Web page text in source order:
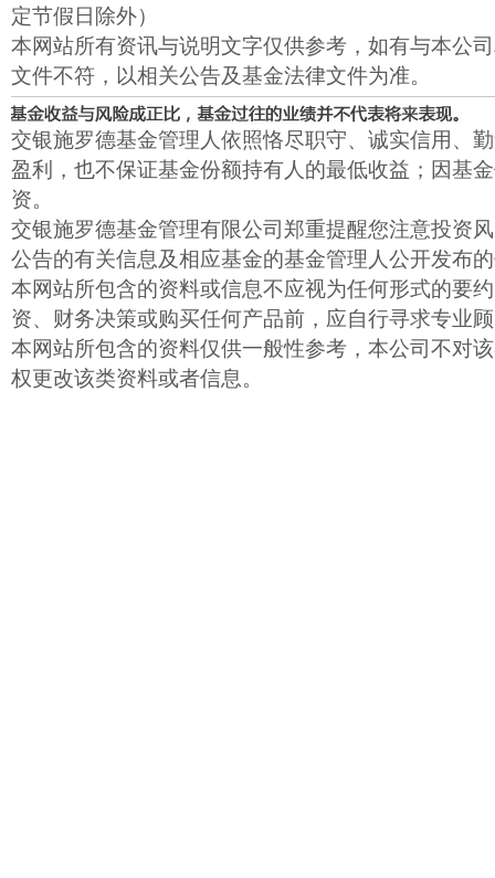
定节假日除外）
本网站所有资讯与说明文字仅供参考，如有与本公
文件不符，以相关公告及基金法律文件为准。
交银施罗德基金管理人依照恪尽职守、诚实信用、
盈利，也不保证基金份额持有人的最低收益；因基
资。
交银施罗德基金管理有限公司郑重提醒您注意投资
公告的有关信息及相应基金的基金管理人公开发布
本网站所包含的资料或信息不应视为任何形式的要
资、财务决策或购买任何产品前，应自行寻求专业
本网站所包含的资料仅供一般性参考，本公司不对
权更改该类资料或者信息。